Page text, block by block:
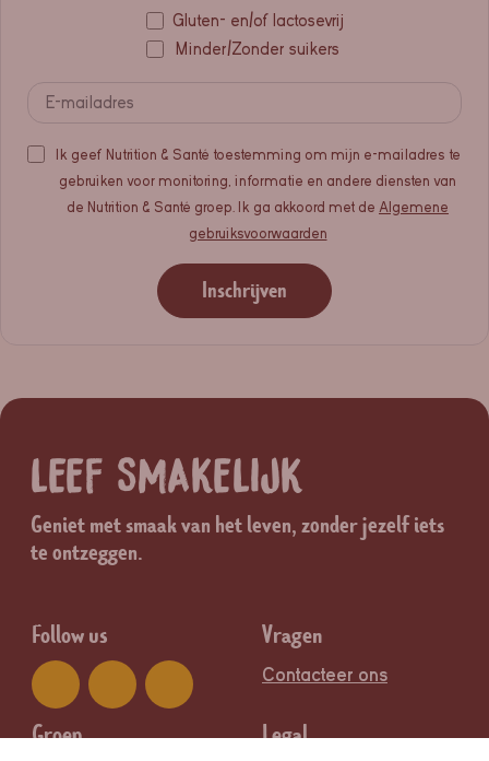
Gluten- en/of lactosevrij
Minder/Zonder suikers
Ik geef Nutrition & Santé toestemming om mijn e-mailadres te
gebruiken voor monitoring, informatie en andere diensten van
de Nutrition & Santé groep. Ik ga akkoord met de Algemene
gebruiksvoorwaarden
Inschrijven
LEEF SMAKELIJK
Geniet met smaak van het leven, zonder jezelf iets
te ontzeggen.
Follow us Vragen
Contacteer ons
Groep Legal